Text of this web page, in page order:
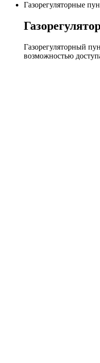
Газорегуляторные
Газорегуляторный
возможностью